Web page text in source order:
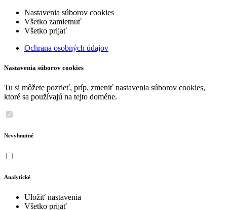
Nastavenia súborov cookies
Všetko zamietnuť
Všetko prijať
Ochrana osobných údajov
Nastavenia súborov cookies
Tu si môžete pozrieť, príp. zmeniť nastavenia súborov cookies,
ktoré sa používajú na tejto doméne.
Nevyhnutné
Analytické
Uložiť nastavenia
Všetko prijať